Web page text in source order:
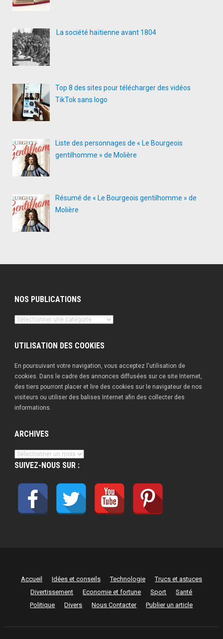
La société haïtienne avant 1804
Top 8 des sites pour télécharger des vidéos
TikTok sans logo
Liste des personnages de « Le Bourgeois
gentilhomme » de Molière
Résumé de « Le Bourgeois gentilhomme » de
Molière
NOS PUBLICATIONS
Nos
UTILISATION DES COOKIES
En poursuivant votre navigation, vous acceptez l'utilisation de
cookies. Dans le cadre des annonces diffusées sur ce site Internet,
des tiers pourront placer et lire des cookies sur le navigateur de nos
visiteurs ou utiliser des balises Internet afin des collecter des
informations.
ARCHIVES
Archives
SUIVEZ-NOUS SUR :
Accueil Idées et conseils Technologie
Trucs et astuces
Divertissement
Economie et fortune Sport
Santé
Politique
Divers Nous Contacter Publier un article